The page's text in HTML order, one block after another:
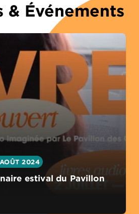
& Événements
2024
estival du Pavillon